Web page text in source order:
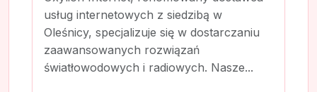
usług internetowych z siedzibą w
Oleśnicy, specjalizuje się w dostarczaniu
zaawansowanych rozwiązań
światłowodowych i radiowych. Nasze...